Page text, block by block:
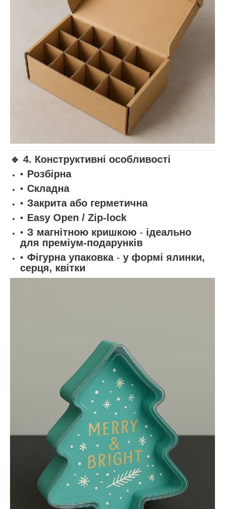
🔹 4. Конструктивні особливості
Розбірна
Складна
Закрита або герметична
Easy Open / Zip-lock
З магнітною кришкою - ідеально
для преміум-подарунків
Фігурна упаковка- у формі ялинки,
серця, квітки